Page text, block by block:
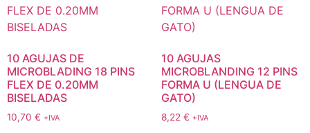
10 AGUJAS DE
MICROBLADING 18 PINS
FLEX DE 0.20MM
BISELADAS
10,70 € +IVA
10 AGUJAS
MICROBLANDING 12 PINS
FORMA U (LENGUA DE
GATO)
8,22 € +IVA